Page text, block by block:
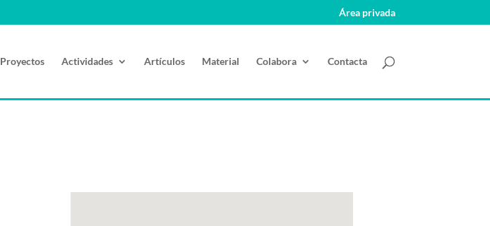
Área privada
Proyectos Actividades Artículos Material Colabora Contacta